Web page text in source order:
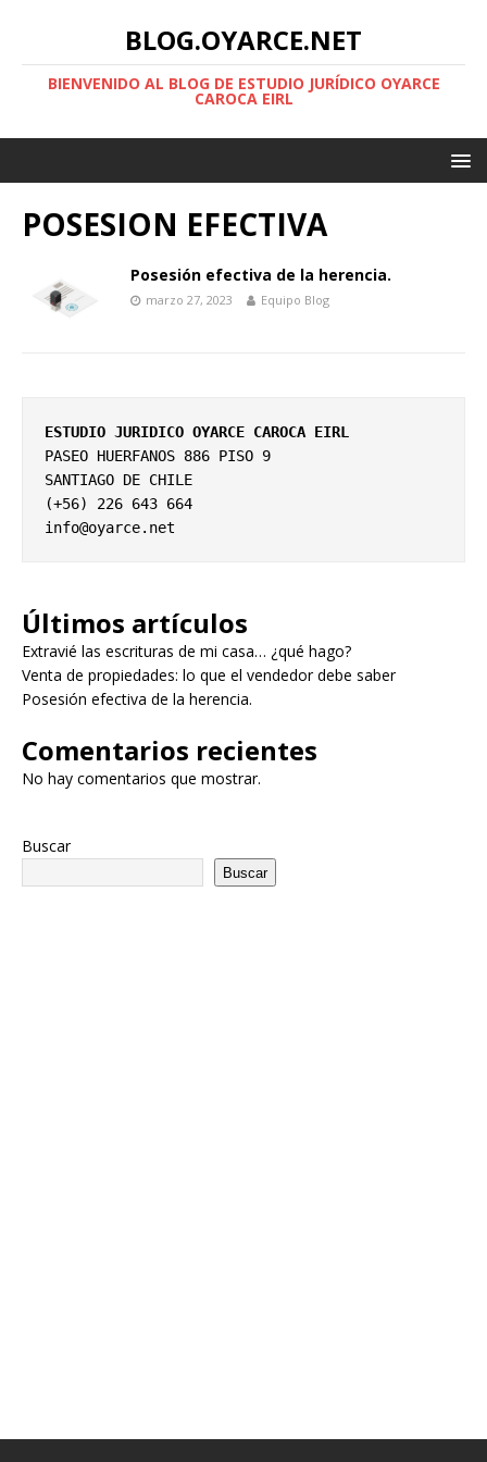
BLOG.OYARCE.NET
BIENVENIDO AL BLOG DE ESTUDIO JURÍDICO OYARCE
CAROCA EIRL
POSESION EFECTIVA
Posesión efectiva de la herencia.
marzo 27, 2023 Equipo Blog
ESTUDIO JURIDICO OYARCE CAROCA EIRL
PASEO HUERFANOS 886 PISO 9
SANTIAGO DE CHILE
info@oyarce.net
Últimos artículos
Extravié las escrituras de mi casa… ¿qué hago?
Venta de propiedades: lo que el vendedor debe saber
Posesión efectiva de la herencia.
Comentarios recientes
No hay comentarios que mostrar.
Buscar
Buscar